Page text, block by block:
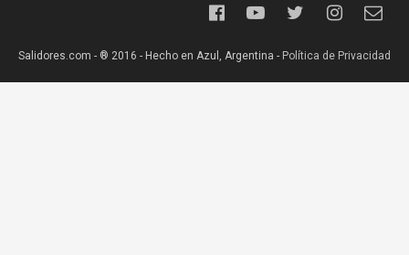
Salidores.com - ® 2016 - Hecho en Azul, Argentina - Política de Privacidad